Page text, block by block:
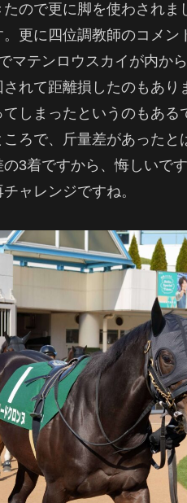
ので更に脚を使わされま
更に四位調教師のコメン
マテンロウスカイが内か
れて距離損したのもあ
しまったというのもある
ろで、斤量差があった
3着ですから、悔しいで
ャレンジですね。